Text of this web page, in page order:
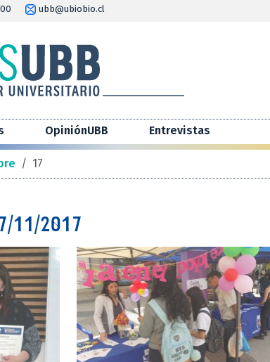
ubb@ubiobio.cl
OpiniónUBB Entrevistas
/ 17
11/2017